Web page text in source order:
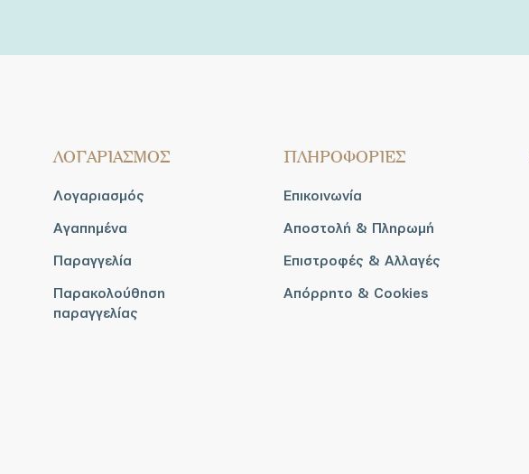
ΛΟΓΑΡΙΑΣΜΟΣ
Λογαριασμός
Αγαπημένα
Παραγγελία
Παρακολούθηση
παραγγελίας
ΠΛΗΡΟΦΟΡΙΕΣ
Επικοινωνία
Αποστολή & Πληρωμή
Επιστροφές & Αλλαγές
Απόρρητο & Cookies